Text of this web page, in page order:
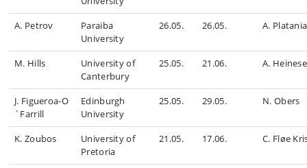
A. Petrov
Paraiba
University
26.05. 26.05. A. Platania
M. Hills
University of
Canterbury
25.05. 21.06. A.
J. Figueroa-O
´Farrill
Edinburgh
University
25.05. 29.05. N. Obers
K. Zoubos
University of
Pretoria
21.05. 17.06. C. Fløe